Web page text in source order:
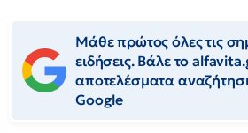
Μάθε πρώτος όλες τις
ειδήσεις. Βάλε το
αποτελέσματα
Google